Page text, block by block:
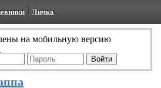
Личка
на мобильную версию